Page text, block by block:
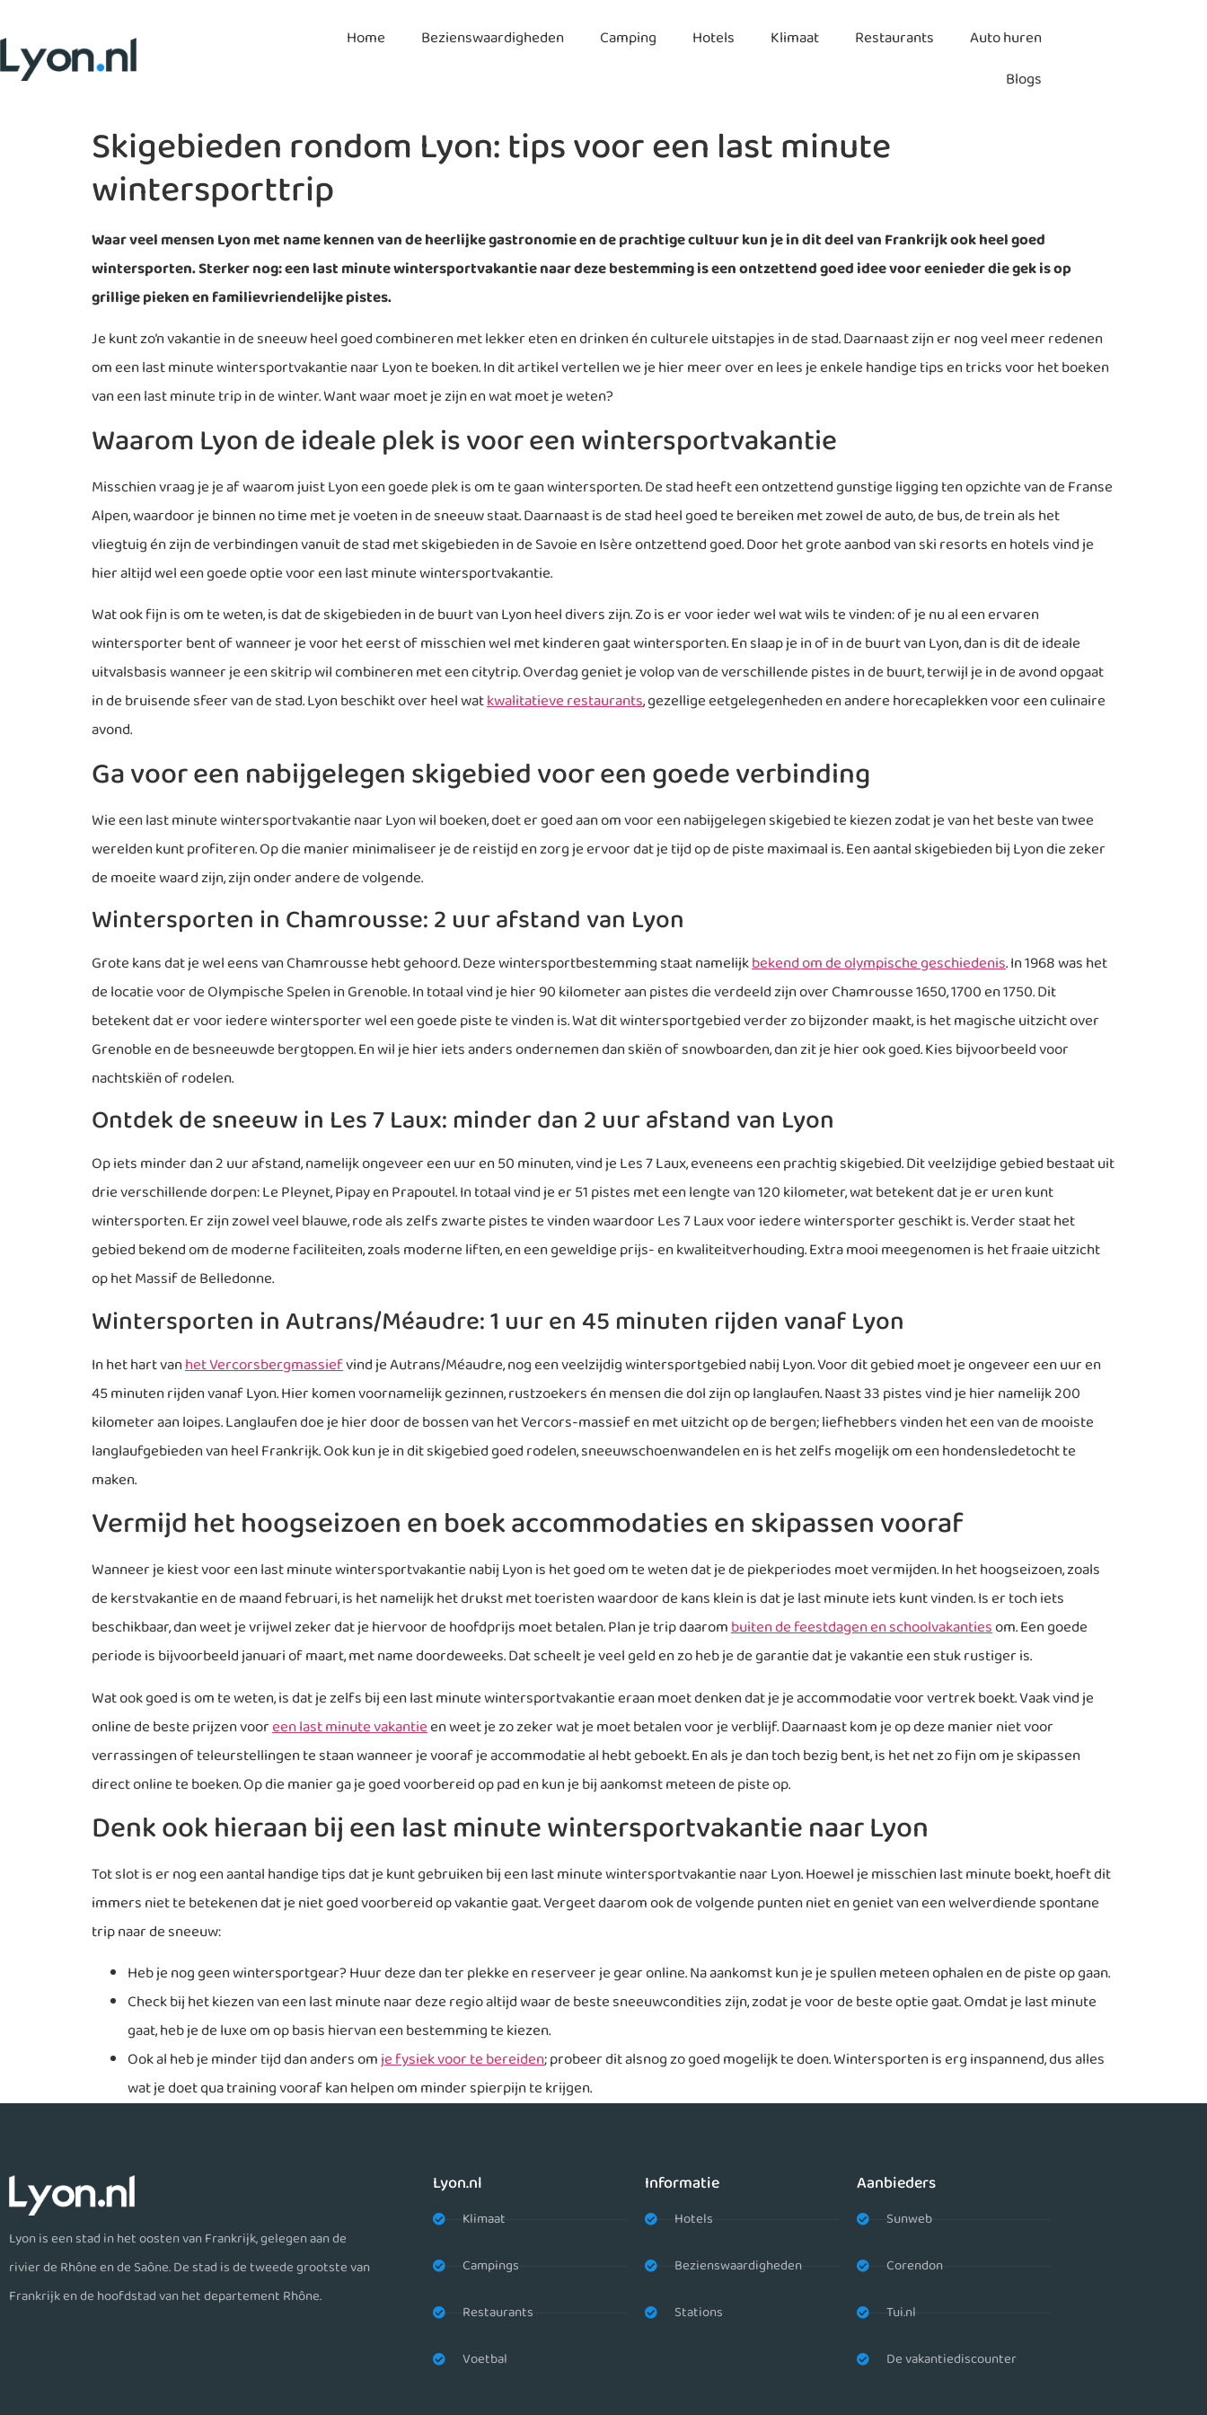
Home Bezienswaardigheden Camping Hotels Klimaat Restaurants
Auto huren
Blogs
Skigebieden rondom Lyon: tips voor een last minute
wintersporttrip
Waar veel mensen Lyon met name kennen van de heerlijke gastronomie en de prachtige cultuur kun je in dit deel van Frankrijk ook heel goed
wintersporten. Sterker nog: een last minute wintersportvakantie naar deze bestemming is een ontzettend goed idee voor eenieder die gek is op
grillige pieken en familievriendelijke pistes.
Je kunt zo’n vakantie in de sneeuw heel goed combineren met lekker eten en drinken én culturele uitstapjes in de stad. Daarnaast zijn er nog veel meer redenen
om een last minute wintersportvakantie naar Lyon te boeken. In dit artikel vertellen we je hier meer over en lees je enkele handige tips en tricks voor het boeken
van een last minute trip in de winter. Want waar moet je zijn en wat moet je weten?
Waarom Lyon de ideale plek is voor een wintersportvakantie
Misschien vraag je je af waarom juist Lyon een goede plek is om te gaan wintersporten. De stad heeft een ontzettend gunstige ligging ten opzichte van de Franse
Alpen, waardoor je binnen no time met je voeten in de sneeuw staat. Daarnaast is de stad heel goed te bereiken met zowel de auto, de bus, de trein als het
vliegtuig én zijn de verbindingen vanuit de stad met skigebieden in de Savoie en Isère ontzettend goed. Door het grote aanbod van ski resorts en hotels vind je
hier altijd wel een goede optie voor een last minute wintersportvakantie.
Wat ook fijn is om te weten, is dat de skigebieden in de buurt van Lyon heel divers zijn. Zo is er voor ieder wel wat wils te vinden: of je nu al een ervaren
wintersporter bent of wanneer je voor het eerst of misschien wel met kinderen gaat wintersporten. En slaap je in of in de buurt van Lyon, dan is dit de ideale
uitvalsbasis wanneer je een skitrip wil combineren met een citytrip. Overdag geniet je volop van de verschillende pistes in de buurt, terwijl je in de avond opgaat
in de bruisende sfeer van de stad. Lyon beschikt over heel watkwalitatieve restaurants, gezellige eetgelegenheden en andere horecaplekken voor een culinaire
avond.
Ga voor een nabijgelegen skigebied voor een goede verbinding
Wie een last minute wintersportvakantie naar Lyon wil boeken, doet er goed aan om voor een nabijgelegen skigebied te kiezen zodat je van het beste van twee
werelden kunt profiteren. Op die manier minimaliseer je de reistijd en zorg je ervoor dat je tijd op de piste maximaal is. Een aantal skigebieden bij Lyon die zeker
de moeite waard zijn, zijn onder andere de volgende.
Wintersporten in Chamrousse: 2 uur afstand van Lyon
Grote kans dat je wel eens van Chamrousse hebt gehoord. Deze wintersportbestemming staat namelijkbekend om de olympische geschiedenis. In 1968 was het
de locatie voor de Olympische Spelen in Grenoble. In totaal vind je hier 90 kilometer aan pistes die verdeeld zijn over Chamrousse 1650, 1700 en 1750. Dit
betekent dat er voor iedere wintersporter wel een goede piste te vinden is. Wat dit wintersportgebied verder zo bijzonder maakt, is het magische uitzicht over
Grenoble en de besneeuwde bergtoppen. En wil je hier iets anders ondernemen dan skiën of snowboarden, dan zit je hier ook goed. Kies bijvoorbeeld voor
nachtskiën of rodelen.
Ontdek de sneeuw in Les 7 Laux: minder dan 2 uur afstand van Lyon
Op iets minder dan 2 uur afstand, namelijk ongeveer een uur en 50 minuten, vind je Les 7 Laux, eveneens een prachtig skigebied. Dit veelzijdige gebied bestaat uit
drie verschillende dorpen: Le Pleynet, Pipay en Prapoutel. In totaal vind je er 51 pistes met een lengte van 120 kilometer, wat betekent dat je er uren kunt
wintersporten. Er zijn zowel veel blauwe, rode als zelfs zwarte pistes te vinden waardoor Les 7 Laux voor iedere wintersporter geschikt is. Verder staat het
gebied bekend om de moderne faciliteiten, zoals moderne liften, en een geweldige prijs- en kwaliteitverhouding. Extra mooi meegenomen is het fraaie uitzicht
op het Massif de Belledonne.
Wintersporten in Autrans/Méaudre: 1 uur en 45 minuten rijden vanaf Lyon
In het hart vanhet Vercorsbergmassiefvind je Autrans/Méaudre, nog een veelzijdig wintersportgebied nabij Lyon. Voor dit gebied moet je ongeveer een uur en
45 minuten rijden vanaf Lyon. Hier komen voornamelijk gezinnen, rustzoekers én mensen die dol zijn op langlaufen. Naast 33 pistes vind je hier namelijk 200
kilometer aan loipes. Langlaufen doe je hier door de bossen van het Vercors-massief en met uitzicht op de bergen; liefhebbers vinden het een van de mooiste
langlaufgebieden van heel Frankrijk. Ook kun je in dit skigebied goed rodelen, sneeuwschoenwandelen en is het zelfs mogelijk om een hondensledetocht te
maken.
Vermijd het hoogseizoen en boek accommodaties en skipassen vooraf
Wanneer je kiest voor een last minute wintersportvakantie nabij Lyon is het goed om te weten dat je de piekperiodes moet vermijden. In het hoogseizoen, zoals
de kerstvakantie en de maand februari, is het namelijk het drukst met toeristen waardoor de kans klein is dat je last minute iets kunt vinden. Is er toch iets
beschikbaar, dan weet je vrijwel zeker dat je hiervoor de hoofdprijs moet betalen. Plan je trip daarombuiten de feestdagen en schoolvakantiesom. Een goede
periode is bijvoorbeeld januari of maart, met name doordeweeks. Dat scheelt je veel geld en zo heb je de garantie dat je vakantie een stuk rustiger is.
Wat ook goed is om te weten, is dat je zelfs bij een last minute wintersportvakantie eraan moet denken dat je je accommodatie voor vertrek boekt. Vaak vind je
online de beste prijzen vooreen last minute vakantieen weet je zo zeker wat je moet betalen voor je verblijf. Daarnaast kom je op deze manier niet voor
verrassingen of teleurstellingen te staan wanneer je vooraf je accommodatie al hebt geboekt. En als je dan toch bezig bent, is het net zo fijn om je skipassen
direct online te boeken. Op die manier ga je goed voorbereid op pad en kun je bij aankomst meteen de piste op.
Denk ook hieraan bij een last minute wintersportvakantie naar Lyon
Tot slot is er nog een aantal handige tips dat je kunt gebruiken bij een last minute wintersportvakantie naar Lyon. Hoewel je misschien last minute boekt, hoeft dit
immers niet te betekenen dat je niet goed voorbereid op vakantie gaat. Vergeet daarom ook de volgende punten niet en geniet van een welverdiende spontane
trip naar de sneeuw:
Heb je nog geen wintersportgear? Huur deze dan ter plekke en reserveer je gear online. Na aankomst kun je je spullen meteen ophalen en de piste op gaan.
Check bij het kiezen van een last minute naar deze regio altijd waar de beste sneeuwcondities zijn, zodat je voor de beste optie gaat. Omdat je last minute
gaat, heb je de luxe om op basis hiervan een bestemming te kiezen.
Ook al heb je minder tijd dan anders omje fysiek voor te bereiden; probeer dit alsnog zo goed mogelijk te doen. Wintersporten is erg inspannend, dus alles
wat je doet qua training vooraf kan helpen om minder spierpijn te krijgen.
Lyon is een stad in het oosten van Frankrijk, gelegen aan de
rivier de Rhône en de Saône. De stad is de tweede grootste van
Frankrijk en de hoofdstad van het departement Rhône.
Lyon.nl
Klimaat
Campings
Restaurants
Voetbal
Informatie
Hotels
Bezienswaardigheden
Stations
Aanbieders
Sunweb
Corendon
Tui.nl
De vakantiediscounter